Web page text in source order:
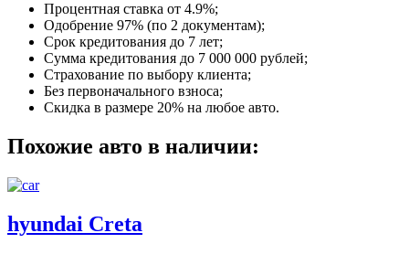
Процентная ставка от 4.9%;
Одобрение 97% (по 2 документам);
Срок кредитования до 7 лет;
Сумма кредитования до 7 000 000 рублей;
Страхование по выбору клиента;
Без первоначального взноса;
Скидка в размере 20% на любое авто.
Похожие авто в наличии:
hyundai Creta